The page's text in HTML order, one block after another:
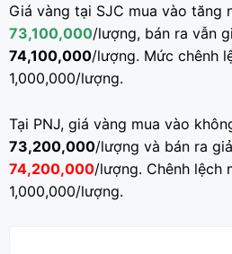
Giá vàng tại SJC mua vào tăng
73,100,000/lượng, bán ra vẫn
74,100,000/lượng. Mức chênh
1,000,000/lượng.
Tại PNJ, giá vàng mua vào
73,200,000/lượng và bán ra
74,200,000/lượng. Chênh lệch
1,000,000/lượng.